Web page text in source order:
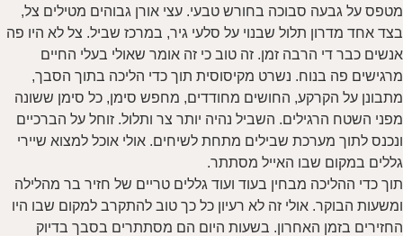
מטפס על גבעה סבוכה בחורש טבעי. עצי אורן גבוהים מטילים צל,
בצד אחד מדרון תלול שבנוי על סלעי גיר, במרכז שביל. צל לא היו פה
אנשים כבר די הרבה זמן. זה טוב כי זה אומר שאולי בעלי החיים
מרגישים פה בנוח. נשרט מקיסוסית תוך כדי הליכה בתוך הסבך,
מתבונן על הקרקע, החושים מחודדים, מחפש סימן, כל סימן ששונה
מפני השטח הרגילים. השביל נהיה יותר צר ותלול. זוחל על הברכיים
ונכנס לתוך מערכת שבילים מתחת לשיחים. אולי אוכל למצוא שיירי
גללים במקום שבו האייל מסתתר.
תוך כדי ההליכה מבחין בעוד ועוד גללים טריים של חזיר בר מהלילה
ומשעות הבוקר. אולי זה לא רעיון כל כך טוב להתקרב למקום שבו היו
החזירים בזמן האחרון. בשעות היום הם מסתתרים בסבך בדיוק